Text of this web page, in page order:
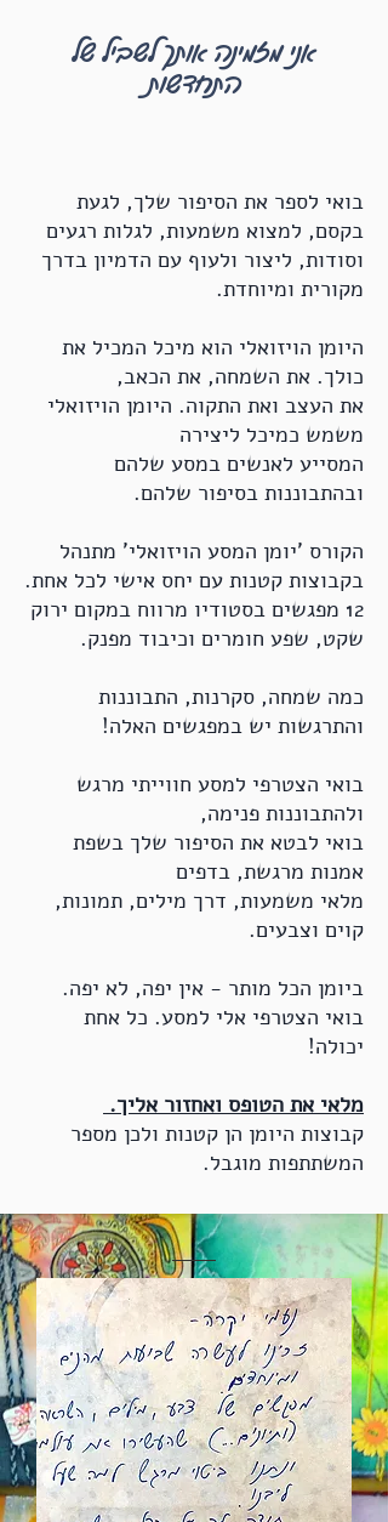
אני מזמינה אותך לשביל של
התחדשות
בואי לספר את הסיפור שלך, לגעת
בקסם, למצוא משמעות, לגלות רגעים
וסודות, ליצור ולעוף עם הדמיון בדרך
מקורית ומיוחדת.
היומן הויזואלי הוא מיכל המכיל את
כולך. את השמחה, את הכאב,
את העצב ואת התקוה. היומן הויזואלי
משמש כמיכל ליצירה
המסייע לאנשים במסע שלהם
ובהתבוננות בסיפור שלהם.
​הקורס 'יומן המסע הויזואלי' מתנהל
בקבוצות קטנות עם יחס אישי לכל אחת.
12 מפגשים בסטודיו מרווח במקום ירוק
שקט, שפע חומרים וכיבוד מפנק.
כמה שמחה, סקרנות, התבוננות
והתרגשות יש במפגשים האלה!
בואי הצטרפי למסע חווייתי מרגש
ולהתבוננות פנימה,
בואי לבטא את הסיפור שלך בשפת
אמנות מרגשת, בדפים
מלאי משמעות, דרך מילים, תמונות,
קוים וצבעים.
ביומן הכל מותר - אין יפה, לא יפה.
בואי הצטרפי אלי למסע. כל אחת
יכולה!
מלאי את הטופס ואחזור אליך.
קבוצות היומן הן קטנות ולכן מספר
המשתתפות מוגבל.